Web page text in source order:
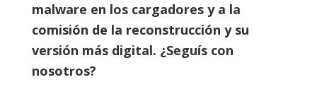
malware en los cargadores y a la
comisión de la reconstrucción y su
versión más digital. ¿Seguís con
nosotros?